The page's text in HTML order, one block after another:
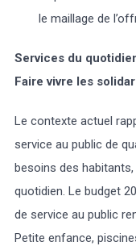
le maillage de
Services du
Faire vivre les
Le contexte actuel
service au public de
besoins des
quotidien. Le budget
de service au public
Petite enfance,